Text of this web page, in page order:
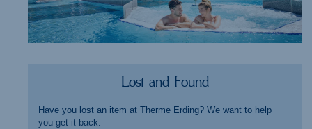
Lost and Found
Have you lost an item at Therme Erding? We want to help
you get it back.